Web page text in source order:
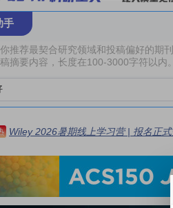
手
Wiley 2026暑期线上学习营 | 报名正式